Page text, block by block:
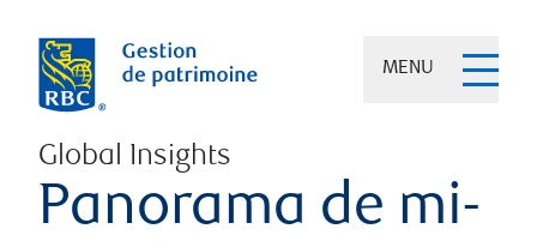
MENU
Global Insights
Panorama de mi-